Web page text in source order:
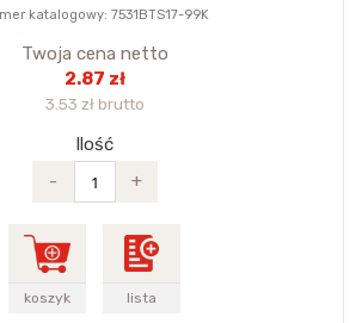
katalogowy: 7531BTS17-99K
Twoja cena netto
2.87 zł
3.53 zł brutto
Ilość
-
+
koszyk lista